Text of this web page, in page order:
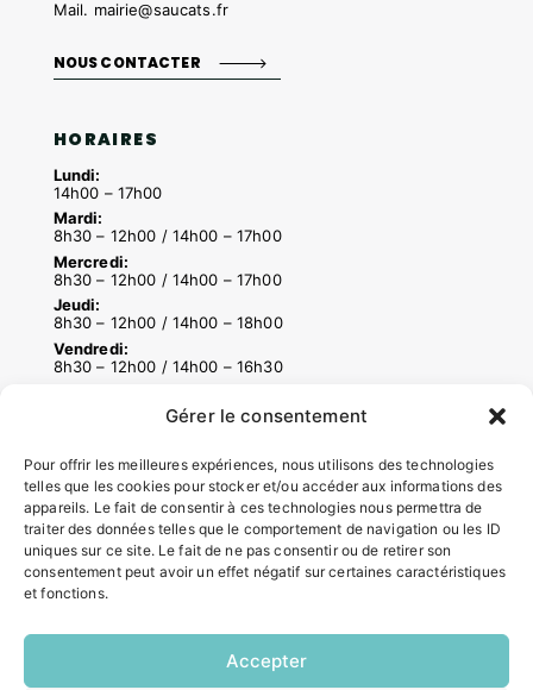
Gérer le consentement
Pour offrir les meilleures expériences, nous utilisons des technologies
telles que les cookies pour stocker et/ou accéder aux informations des
appareils. Le fait de consentir à ces technologies nous permettra de
traiter des données telles que le comportement de navigation ou les ID
uniques sur ce site. Le fait de ne pas consentir ou de retirer son
consentement peut avoir un effet négatif sur certaines caractéristiques
et fonctions.
Accepter
Mail. mairie@saucats.fr
NOUS CONTACTER
HORAIRES
Lundi:
14h00 – 17h00
Mardi:
8h30 – 12h00 / 14h00 – 17h00
Mercredi:
8h30 – 12h00 / 14h00 – 17h00
Jeudi:
8h30 – 12h00 / 14h00 – 18h00
Vendredi:
8h30 – 12h00 / 14h00 – 16h30
Contacter la mairie
Pôle santé
Le Saucatais
Formalités administratives
Restauration scolaire